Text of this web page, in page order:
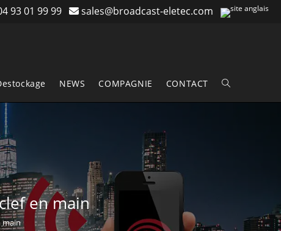
93 01 99 99 sales@broadcast-eletec.com
NEWS COMPAGNIE CONTACT Toggle
en main
main